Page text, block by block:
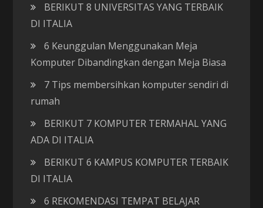
BERIKUT 8 UNIVERSITAS YANG TERBAIK
DI ITALIA
6 Keunggulan Menggunakan Meja
Komputer Dibandingkan dengan Meja Biasa
7 Tips membersihkan komputer sendiri di
rumah
BERIKUT 7 KOMPUTER TERMAHAL YANG
ADA DI ITALIA
BERIKUT 6 KAMPUS KOMPUTER TERBAIK
DI ITALIA
6 REKOMENDASI TEMPAT BELAJAR